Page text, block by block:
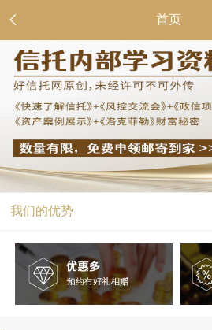
首页
我们的优势